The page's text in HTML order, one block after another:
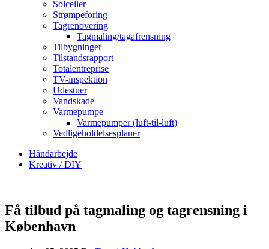
Solceller
Strømpeforing
Tagrenovering
Tagmaling/tagafrensning
Tilbygninger
Tilstandsrapport
Totalentreprise
TV-inspektion
Udestuer
Vandskade
Varmepumpe
Varmepumper (luft-til-luft)
Vedligeholdelsesplaner
Håndarbejde
Kreativ / DIY
Få tilbud på tagmaling og tagrensning i
København